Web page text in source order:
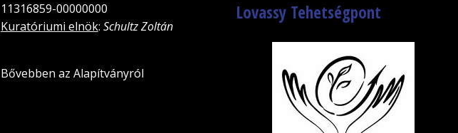
11316859-00000000
Kuratóriumi elnök: Schultz Zoltán
Bővebben az Alapítványról
Lovassy Tehetségpont